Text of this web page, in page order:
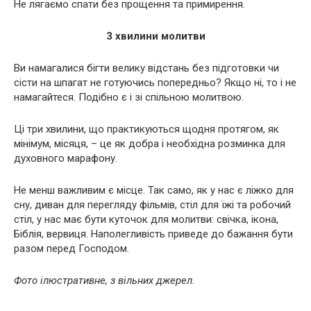
Не лягаємо спати без прощення та примирення.
3 хвилини молитви
Ви намагалися бігти велику відстань без підготовки чи
сісти на шпагат не готуючись попередньо? Якщо ні, то і не
намагайтеся. Подібно є і зі спільною молитвою.
Ці три хвилини, що практикуються щодня протягом, як
мінімум, місяця, – це як добра і необхідна розминка для
духовного марафону.
Не менш важливим є місце. Так само, як у нас є ліжко для
сну, диван для перегляду фільмів, стіл для їжі та робочий
стіл, у нас має бути куточок для молитви: свічка, ікона,
Біблія, вервиця. Наполегливість приведе до бажання бути
разом перед Господом.
Фото ілюстративне, з вільних джерел.